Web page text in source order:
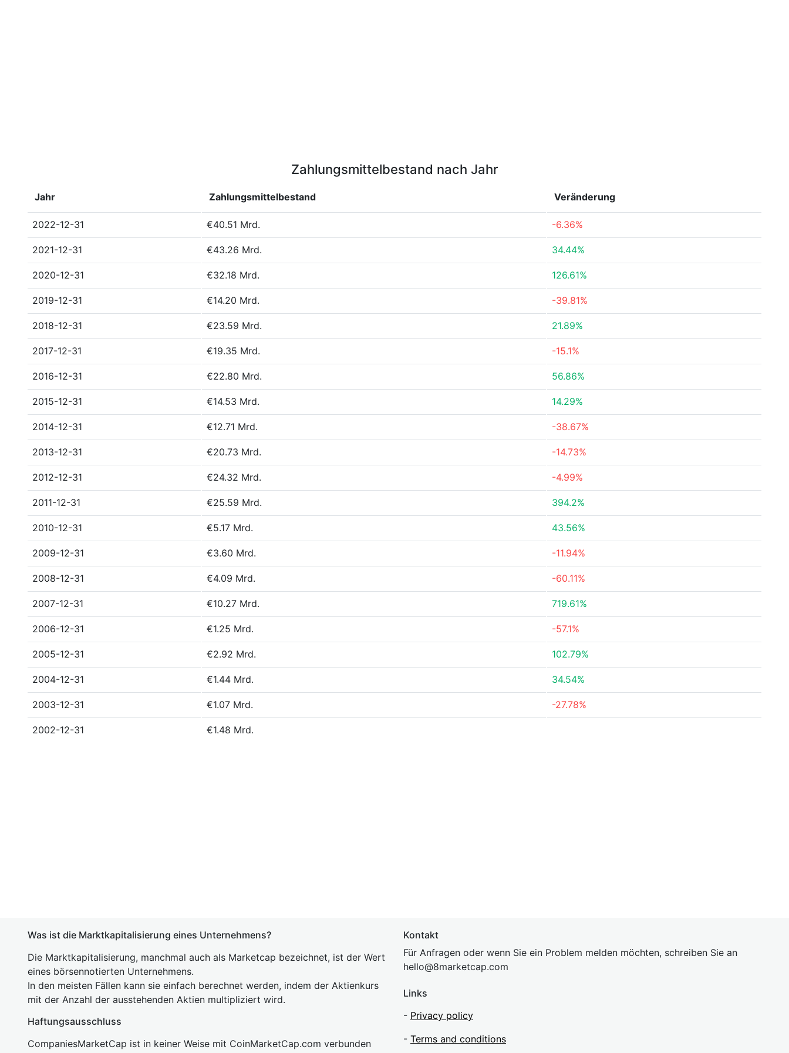
Zahlungsmittelbestand nach Jahr
Jahr Zahlungsmittelbestand Veränderung
2022-12-31 €40.51 Mrd. -6.36%
2021-12-31 €43.26 Mrd. 34.44%
2020-12-31 €32.18 Mrd. 126.61%
2019-12-31 €14.20 Mrd. -39.81%
2018-12-31 €23.59 Mrd. 21.89%
2017-12-31 €19.35 Mrd. -15.1%
2016-12-31 €22.80 Mrd. 56.86%
2015-12-31 €14.53 Mrd. 14.29%
2014-12-31 €12.71 Mrd. -38.67%
2013-12-31 €20.73 Mrd. -14.73%
2012-12-31 €24.32 Mrd. -4.99%
2011-12-31 €25.59 Mrd. 394.2%
2010-12-31 €5.17 Mrd. 43.56%
2009-12-31 €3.60 Mrd. -11.94%
2008-12-31 €4.09 Mrd. -60.11%
2007-12-31 €10.27 Mrd. 719.61%
2006-12-31 €1.25 Mrd. -57.1%
2005-12-31 €2.92 Mrd. 102.79%
2004-12-31 €1.44 Mrd. 34.54%
2003-12-31 €1.07 Mrd. -27.78%
2002-12-31 €1.48 Mrd.
Was ist die Marktkapitalisierung eines Unternehmens?
Die Marktkapitalisierung, manchmal auch als Marketcap bezeichnet, ist der Wert
eines börsennotierten Unternehmens.
In den meisten Fällen kann sie einfach berechnet werden, indem der Aktienkurs
mit der Anzahl der ausstehenden Aktien multipliziert wird.
Haftungsausschluss
CompaniesMarketCap ist in keiner Weise mit CoinMarketCap.com verbunden
Kontakt
Für Anfragen oder wenn Sie ein Problem melden möchten, schreiben Sie an
hello@8marketcap.com
Links
- Privacy policy
- Terms and conditions